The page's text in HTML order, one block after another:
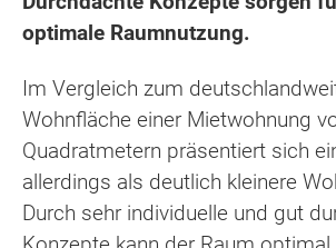
optimale Raumnutzung.
Im Vergleich zum
Wohnfläche einer Mietwohnung
Quadratmetern präsentiert sich
allerdings als deutlich kleinere
Durch sehr individuelle und gut